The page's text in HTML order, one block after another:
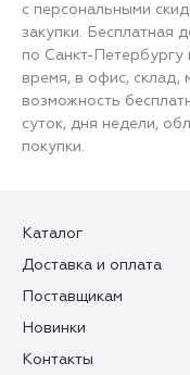
с персональными
закупки. Бесплатная
по Санкт-Петербургу
время, в офис, склад,
возможность
суток, дня недели,
покупки.
Каталог
Доставка и оплата
Поставщикам
Новинки
Контакты